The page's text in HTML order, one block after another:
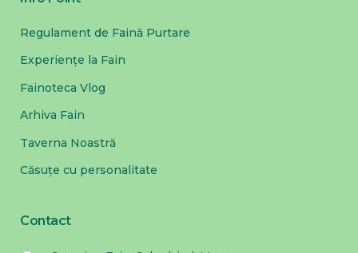
Regulament de Faină Purtare
Experiențe la Fain
Fainoteca Vlog
Arhiva Fain
Taverna Noastră
Căsuțe cu personalitate
Contact